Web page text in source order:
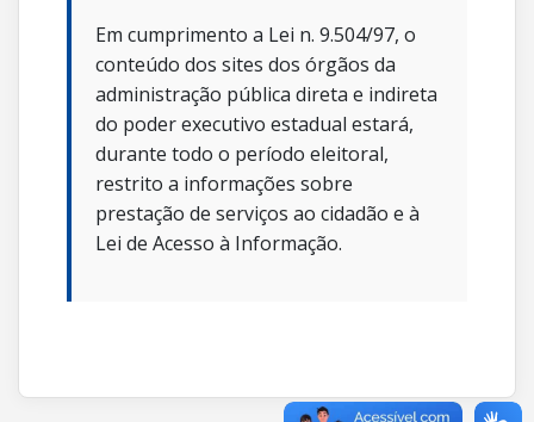
Em cumprimento a Lei n. 9.504/97, o
conteúdo dos sites dos órgãos da
administração pública direta e indireta
do poder executivo estadual estará,
durante todo o período eleitoral,
restrito a informações sobre
prestação de serviços ao cidadão e à
Lei de Acesso à Informação.